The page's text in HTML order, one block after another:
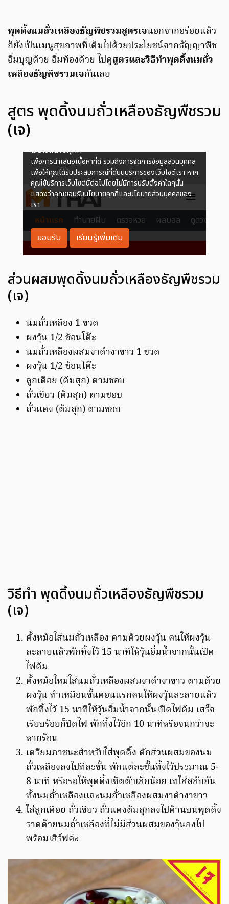
พุดดิ้งนมถั่วเหลืองธัญพืชรวมสูตรเจนอกจากอร่อยแล้ว
ก็ยังเป็นเมนูสุขภาพที่เต็มไปด้วยประโยชน์จากธัญญาพืช
อิ่มบุญด้วย อิ่มท้องด้วย ไปดูสูตรและวิธีทำพุดดิ้งนมถั่ว
เหลืองธัญพืชรวมเจกันเลย
สูตร พุดดิ้งนมถั่วเหลืองธัญพืชรวม
(เจ)
ส่วนผสมพุดดิ้งนมถั่วเหลืองธัญพืชรวม
(เจ)
นมถั่วเหลือง 1 ขวด
ผงวุ้น 1/2 ช้อนโต๊ะ
นมถั่วเหลืองผสมงาดำงาขาว 1 ขวด
ผงวุ้น 1/2 ช้อนโต๊ะ
ลูกเดือย (ต้มสุก) ตามชอบ
ถั่วเขียว (ต้มสุก) ตามชอบ
ถั่วแดง (ต้มสุก) ตามชอบ
วิธีทำ พุดดิ้งนมถั่วเหลืองธัญพืชรวม
(เจ)
ตั้งหม้อใส่นมถั่วเหลือง ตามด้วยผงวุ้น คนให้ผงวุ้น
ละลายแล้วพักทิ้งไว้ 15 นาทีให้วุ้นอิ่มน้ำจากนั้นเปิด
ไฟต้ม
ตั้งหม้อใหม่ใส่นมถั่วเหลืองผสมงาดำงาขาว ตามด้วย
ผงวุ้น ทำเหมือนขั้นตอนแรกคนให้ผงวุ้นละลายแล้ว
พักทิ้งไว้ 15 นาทีให้วุ้นอิ่มน้ำจากนั้นเปิดไฟต้ม เสร็จ
เรียบร้อยก็ปิดไฟ พักทิ้งไว้อีก 10 นาทีหรือจนกว่าจะ
หายร้อน
เตรียมภาชนะสำหรับใส่พุดดิ้ง ตักส่วนผสมของนม
ถั่วเหลืองลงไปทีละชั้น พักแต่ละชั้นทิ้งไว้ประมาณ 5-
8 นาที หรือรอให้พุดดิ้งเซ็ตตัวเล็กน้อย เทใส่สลับกัน
ทั้งนมถั่วเหลืองและนมถั่วเหลืองผสมงาดำงาขาว
ใส่ลูกเดือย ถั่วเขียว ถั่วแดงต้มสุกลงไปด้านบนพุดดิ้ง
ราดด้วยนมถั่วเหลืองที่ไม่มีส่วนผสมของวุ้นลงไป
พร้อมเสิร์ฟค่ะ